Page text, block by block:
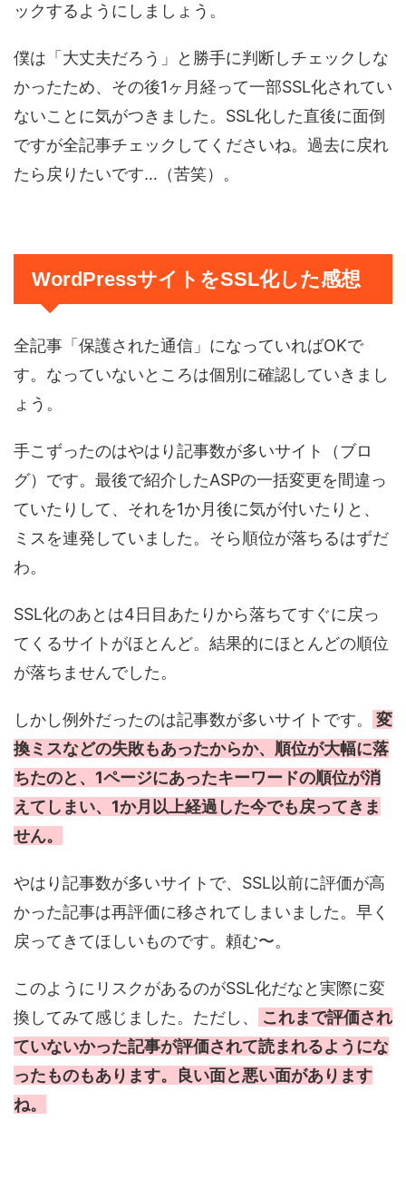
ックするようにしましょう。
僕は「大丈夫だろう」と勝手に判断しチェックしな
かったため、その後1ヶ月経って一部SSL化されてい
ないことに気がつきました。SSL化した直後に面倒
ですが全記事チェックしてくださいね。過去に戻れ
たら戻りたいです…（苦笑）。
WordPressサイトをSSL化した感想
全記事「保護された通信」になっていればOKで
す。なっていないところは個別に確認していきまし
ょう。
手こずったのはやはり記事数が多いサイト（ブロ
グ）です。最後で紹介したASPの一括変更を間違っ
ていたりして、それを1か月後に気が付いたりと、
ミスを連発していました。そら順位が落ちるはずだ
わ。
SSL化のあとは4日目あたりから落ちてすぐに戻っ
てくるサイトがほとんど。結果的にほとんどの順位
が落ちませんでした。
しかし例外だったのは記事数が多いサイトです。
変
換ミスなどの失敗もあったからか、順位が大幅に落
ちたのと、1ページにあったキーワードの順位が消
えてしまい、1か月以上経過した今でも戻ってきま
せん。
やはり記事数が多いサイトで、SSL以前に評価が高
かった記事は再評価に移されてしまいました。早く
戻ってきてほしいものです。頼む〜。
このようにリスクがあるのがSSL化だなと実際に変
換してみて感じました。ただし、
これまで評価され
ていないかった記事が評価されて読まれるようにな
ったものもあります。良い面と悪い面があります
ね。